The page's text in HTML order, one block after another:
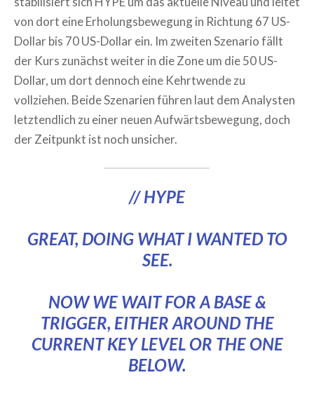
von dort eine Erholungsbewegung in Richtung 67 US-
Dollar bis 70 US-Dollar ein. Im zweiten Szenario fällt
der Kurs zunächst weiter in die Zone um die 50 US-
Dollar, um dort dennoch eine Kehrtwende zu
vollziehen. Beide Szenarien führen laut dem Analysten
letztendlich zu einer neuen Aufwärtsbewegung, doch
der Zeitpunkt ist noch unsicher.
// HYPE
GREAT, DOING WHAT I WANTED TO
SEE.
NOW WE WAIT FOR A BASE &
TRIGGER, EITHER AROUND THE
CURRENT KEY LEVEL OR THE ONE
BELOW.